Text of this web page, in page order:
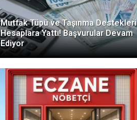
Mutfak Tüpü ve Taşınma Destekleri
Hesaplara Yattı! Başvurular Devam
Ediyor